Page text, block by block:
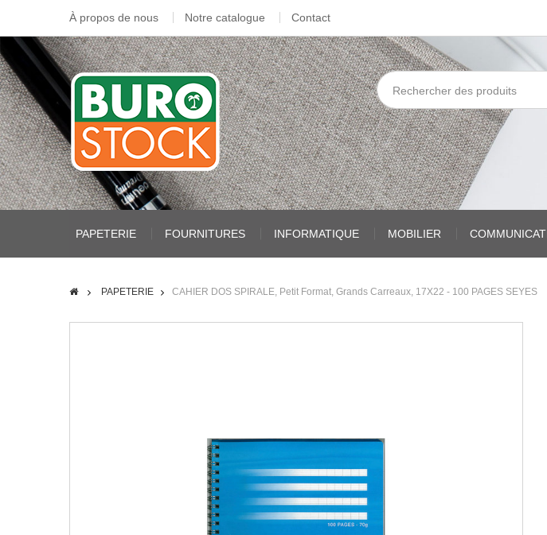
À propos de nous Notre catalogue Contact
PAPETERIE FOURNITURES INFORMATIQUE MOBILIER
PAPETERIE CAHIER DOS SPIRALE, Petit Format, Grands Carreaux, 17X22 - 100 PAGES SEYES